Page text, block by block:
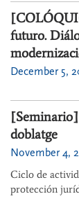
futuro.
December 5,
[Seminario]
doblatge
November 4,
Ciclo de
protección